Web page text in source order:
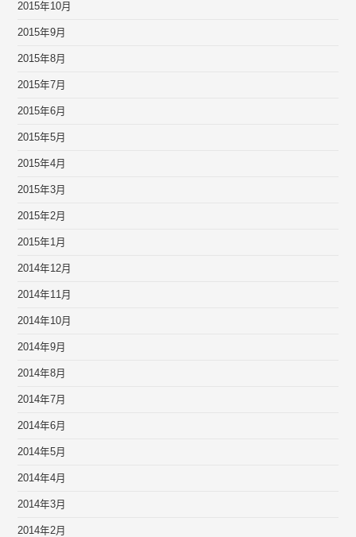
2015年10月
2015年9月
2015年8月
2015年7月
2015年6月
2015年5月
2015年4月
2015年3月
2015年2月
2015年1月
2014年12月
2014年11月
2014年10月
2014年9月
2014年8月
2014年7月
2014年6月
2014年5月
2014年4月
2014年3月
2014年2月